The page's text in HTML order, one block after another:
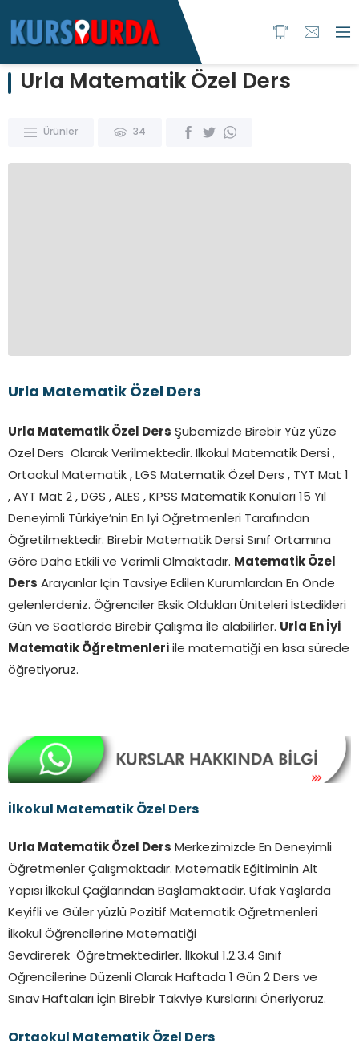
Urla Matematik Özel Ders
Ürünler 34
Urla Matematik Özel Ders
Urla Matematik Özel Ders Şubemizde Birebir Yüz yüze
Özel Ders Olarak Verilmektedir. İlkokul Matematik Dersi ,
Ortaokul Matematik , LGS Matematik Özel Ders , TYT Mat 1
, AYT Mat 2 , DGS , ALES , KPSS Matematik Konuları 15 Yıl
Deneyimli Türkiye’nin En İyi Öğretmenleri Tarafından
Öğretilmektedir. Birebir Matematik Dersi Sınıf Ortamına
Göre Daha Etkili ve Verimli Olmaktadır. Matematik Özel
Ders Arayanlar İçin Tavsiye Edilen Kurumlardan En Önde
gelenlerdeniz. Öğrenciler Eksik Oldukları Üniteleri İstedikleri
Gün ve Saatlerde Birebir Çalışma İle alabilirler. Urla En İyi
Matematik Öğretmenleri ile matematiği en kısa sürede
öğretiyoruz.
İlkokul Matematik Özel Ders
Urla Matematik Özel Ders Merkezimizde En Deneyimli
Öğretmenler Çalışmaktadır. Matematik Eğitiminin Alt
Yapısı İlkokul Çağlarından Başlamaktadır. Ufak Yaşlarda
Keyifli ve Güler yüzlü Pozitif Matematik Öğretmenleri
İlkokul Öğrencilerine Matematiği
Sevdirerek Öğretmektedirler. İlkokul 1.2.3.4 Sınıf
Öğrencilerine Düzenli Olarak Haftada 1 Gün 2 Ders ve
Sınav Haftaları İçin Birebir Takviye Kurslarını Öneriyoruz.
Ortaokul Matematik Özel Ders